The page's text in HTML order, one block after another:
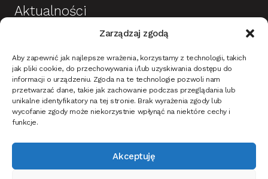
Zarządzaj zgodą
Aby zapewnić jak najlepsze wrażenia, korzystamy z technologii, takich
jak pliki cookie, do przechowywania i/lub uzyskiwania dostępu do
informacji o urządzeniu. Zgoda na te technologie pozwoli nam
przetwarzać dane, takie jak zachowanie podczas przeglądania lub
unikalne identyfikatory na tej stronie. Brak wyrażenia zgody lub
wycofanie zgody może niekorzystnie wpłynąć na niektóre cechy i
funkcje.
Akceptuję
Aktualności
Budowa i wykończenie domu jako dobra
inwestycja
Mieszkanie w stylu nowoczesnym – na co
zwrócić uwagę?
Oświetlenie ciemnych ścian i tapet w korytarzu –
Jak oświetlić dom i ogród na Święta Bożego
narodzenia?